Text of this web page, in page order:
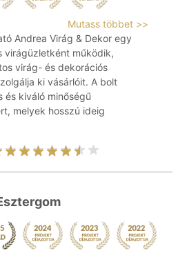
Mutass többet >>
Andrea Virág & Dekor egy
virágüzletként működik,
virág- és dekorációs
ki vásárlóit. A bolt
és kiváló minőségű
melyek hosszú ideig